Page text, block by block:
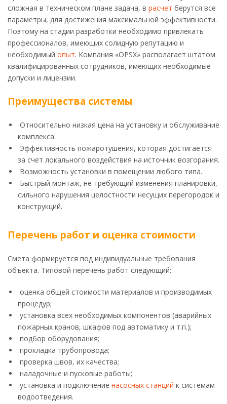
сложная в техническом плане задача, в расчет берутся все
параметры, для достижения максимальной эффективности.
Поэтому на стадии разработки необходимо привлекать
профессионалов, имеющих солидную репутацию и
необходимый опыт. Компания «OPSX» располагает штатом
квалифицированных сотрудников, имеющих необходимые
допуски и лицензии.
Преимущества системы
Относительно низкая цена на установку и обслуживание
комплекса.
Эффективность пожаротушения, которая достигается
за счет локального воздействия на источник возгорания.
Возможность установки в помещении любого типа.
Быстрый монтаж, не требующий изменения планировки,
сильного нарушения целостности несущих перегородок и
конструкций.
Перечень работ и оценка стоимости
Смета формируется под индивидуальные требования
объекта. Типовой перечень работ следующий:
оценка общей стоимости материалов и производимых
процедур;
установка всех необходимых компонентов (аварийных
пожарных кранов, шкафов под автоматику и т.п.);
подбор оборудования;
прокладка трубопровода;
проверка швов, их качества;
наладочные и пусковые работы;
установка и подключение насосных станций к системам
водоотведения.